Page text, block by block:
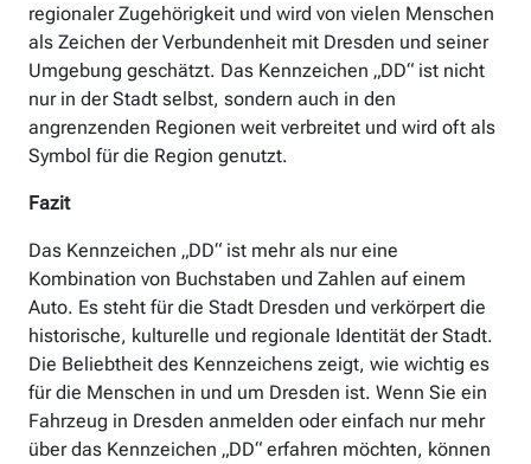
regionaler Zugehörigkeit und wird von vielen Menschen
als Zeichen der Verbundenheit mit Dresden und seiner
Umgebung geschätzt. Das Kennzeichen „DD“ ist nicht
nur in der Stadt selbst, sondern auch in den
angrenzenden Regionen weit verbreitet und wird oft als
Symbol für die Region genutzt.
Fazit
Das Kennzeichen „DD“ ist mehr als nur eine
Kombination von Buchstaben und Zahlen auf einem
Auto. Es steht für die Stadt Dresden und verkörpert die
historische, kulturelle und regionale Identität der Stadt.
Die Beliebtheit des Kennzeichens zeigt, wie wichtig es
für die Menschen in und um Dresden ist. Wenn Sie ein
Fahrzeug in Dresden anmelden oder einfach nur mehr
über das Kennzeichen „DD“ erfahren möchten, können